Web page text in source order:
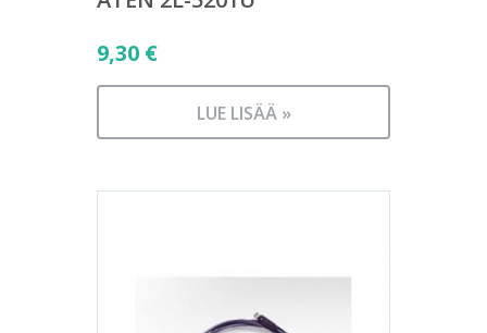
9,30 €
LUE LISÄÄ »